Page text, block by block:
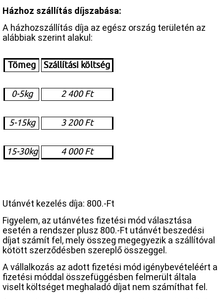
Házhoz szállítás díjszabása:
A házhozszállítás díja az egész ország területén az
alábbiak szerint alakul:
Tömeg Szállítási költség
0-5kg 2 400 Ft
5-15kg 3 200 Ft
15-30kg 4 000 Ft
Utánvét kezelés díja: 800.-Ft
Figyelem, az utánvétes fizetési mód választása
esetén a rendszer plusz 800.-Ft utánvét beszedési
díjat számít fel, mely összeg megegyezik a szállítóval
kötött szerződésben szereplő összeggel.
A vállalkozás az adott fizetési mód igénybevételéért a
fizetési móddal összefüggésben felmerült általa
viselt költséget meghaladó díjat nem számíthat fel.